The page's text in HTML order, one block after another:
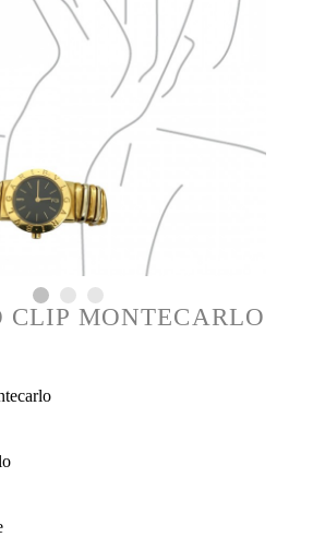
CLIP MONTECARLO